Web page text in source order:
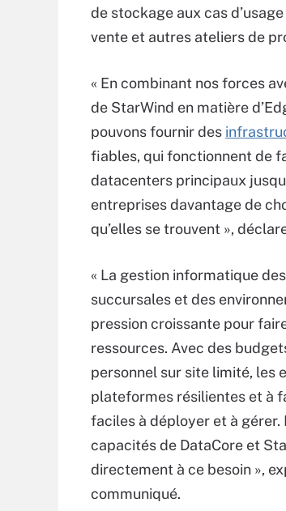
de stockage aux cas
vente et autres ateliers de
« En combinant nos forces
de StarWind en matière
pouvons fournir des
fiables, qui fonctionnent de
datacenters principaux
entreprises davantage de
qu’elles se trouvent »,
« La gestion informatique
succursales et des
pression croissante pour
ressources. Avec des
personnel sur site limité, les
plateformes résilientes et à
faciles à déployer et à gérer.
capacités de DataCore et
directement à ce besoin »,
communiqué.